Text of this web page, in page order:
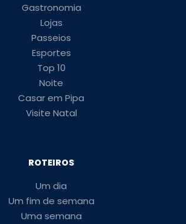
Gastronomia
Lojas
Passeios
Esportes
Top 10
Noite
Casar em Pipa
Visite Natal
ROTEIROS
Um dia
Um fim de semana
Uma semana